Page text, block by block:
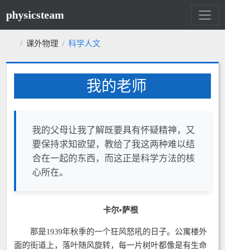
physicsteam
课外物理 科学人文
我的老师
我的父母让我了解既要具有怀疑精神，又
要保持求知欲望，教给了我这两种难以结
合在一起的东西，而这正是科学方法的核
心所在。
卡尔•萨根
那是1939年秋季的一个狂风怒吼的日子。公寓楼外
面的街道上，落叶随风旋转，每一片树叶都像是有生命